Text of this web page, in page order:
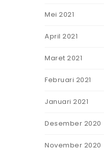
Mei 2021
April 2021
Maret 2021
Februari 2021
Januari 2021
Desember 2020
November 2020